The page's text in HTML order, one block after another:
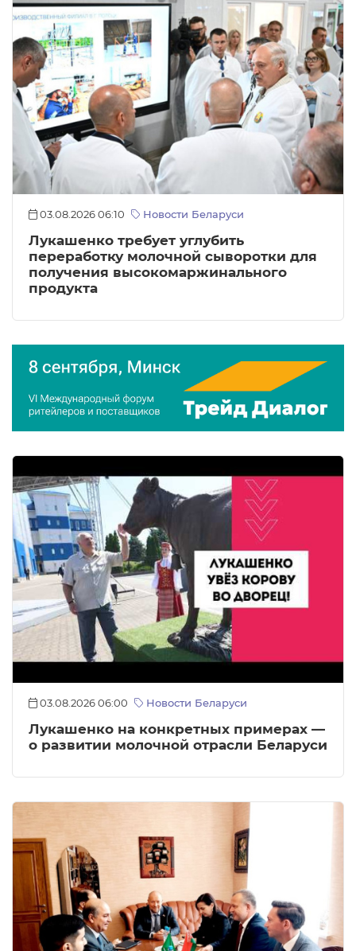
03.08.2026 06:10 Новости Беларуси
Лукашенко требует углубить
переработку молочной сыворотки для
получения высокомаржинального
продукта
03.08.2026 06:00 Новости Беларуси
Лукашенко на конкретных примерах —
о развитии молочной отрасли Беларуси